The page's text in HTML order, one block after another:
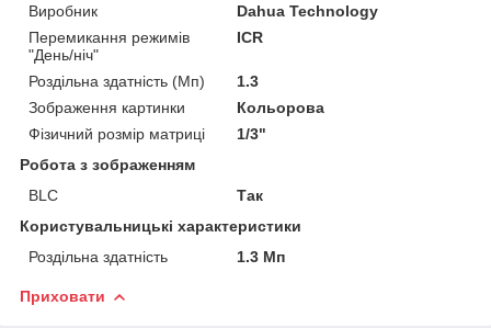
Виробник
Dahua Technology
Перемикання режимів
"День/ніч"
ICR
Роздільна здатність (Мп)
1.3
Зображення картинки
Кольорова
Фізичний розмір матриці
1/3"
Робота з зображенням
BLC
Так
Користувальницькі характеристики
Роздільна здатність
1.3 Мп
Приховати